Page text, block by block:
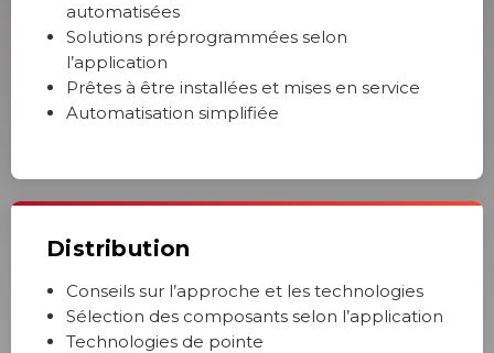
automatisées
Solutions préprogrammées selon
l’application
Prêtes à être installées et mises en service
Automatisation simplifiée
Distribution
Conseils sur l’approche et les technologies
Sélection des composants selon l’application
Technologies de pointe